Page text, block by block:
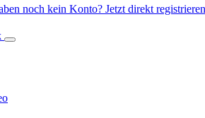
noch kein Konto? Jetzt direkt